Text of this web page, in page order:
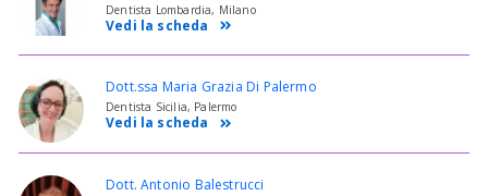
Dentista Lombardia, Milano
Vedi la scheda
Dott.ssa Maria Grazia Di Palermo
Dentista Sicilia, Palermo
Vedi la scheda
Dott. Antonio Balestrucci